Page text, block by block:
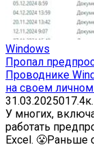
Windows
Пропал
Проводнике
на своем
31.03.2025017.4к.
У многих,
работать
Excel. 😤Раньше